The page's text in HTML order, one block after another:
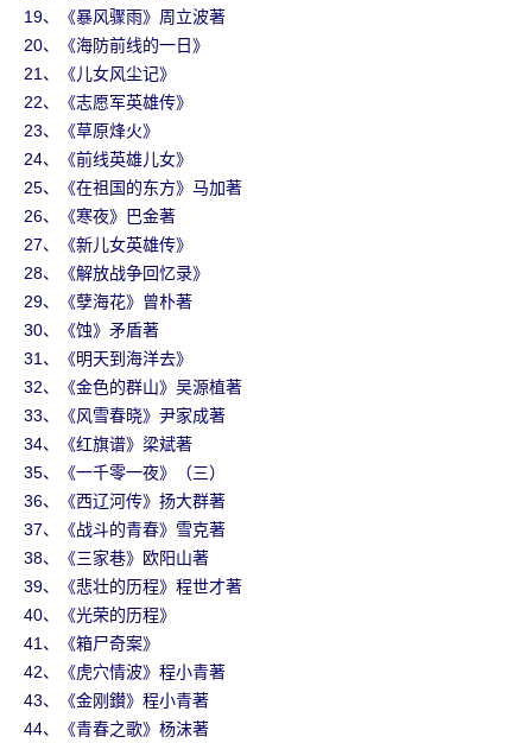
19、《暴风骤雨》周立波著
20、《海防前线的一日》
21、《儿女风尘记》
22、《志愿军英雄传》
23、《草原烽火》
24、《前线英雄儿女》
25、《在祖国的东方》马加著
26、《寒夜》巴金著
27、《新儿女英雄传》
28、《解放战争回忆录》
29、《孽海花》曾朴著
30、《蚀》矛盾著
31、《明天到海洋去》
32、《金色的群山》吴源植著
33、《风雪春晓》尹家成著
34、《红旗谱》梁斌著
35、《一千零一夜》（三）
36、《西辽河传》扬大群著
37、《战斗的青春》雪克著
38、《三家巷》欧阳山著
39、《悲壮的历程》程世才著
40、《光荣的历程》
41、《箱尸奇案》
42、《虎穴情波》程小青著
43、《金刚鑚》程小青著
44、《青春之歌》杨沫著